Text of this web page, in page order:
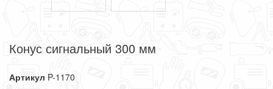
Конус сигнальный 300 мм
Артикул P-1170